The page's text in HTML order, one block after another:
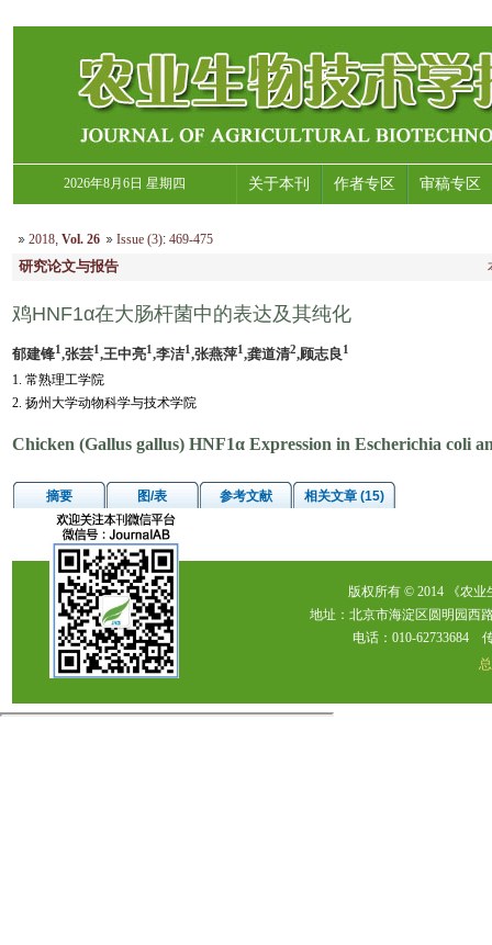
2026年8月6日 星期四 关于本刊 作者专区 审稿专区
2018, Vol. 26 Issue (3):469-475
研究论文与报告
鸡HNF1α在大肠杆菌中的表达及其纯化
郁建锋1,张芸1,王中亮1,李洁1,张燕萍1,龚道清2,顾志良1
1. 常熟理工学院
2. 扬州大学动物科学与技术学院
Chicken (Gallus gallus) HNF1α Expression in Escherichia coli
摘要 图/表 参考文献 相关文章 (15)
版权所有 © 2014 《农
地址：北京市海淀区圆明园西
电话：010-62733684